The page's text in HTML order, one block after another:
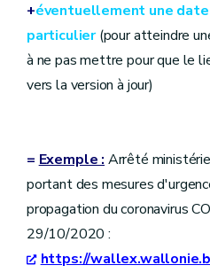
+éventuellement une date
particulier(pour atteindre
à ne pas mettre pour que le
vers la version à jour)
= Exemple : Arrêté
portant des mesures
propagation du coronavirus
29/10/2020 :
https://